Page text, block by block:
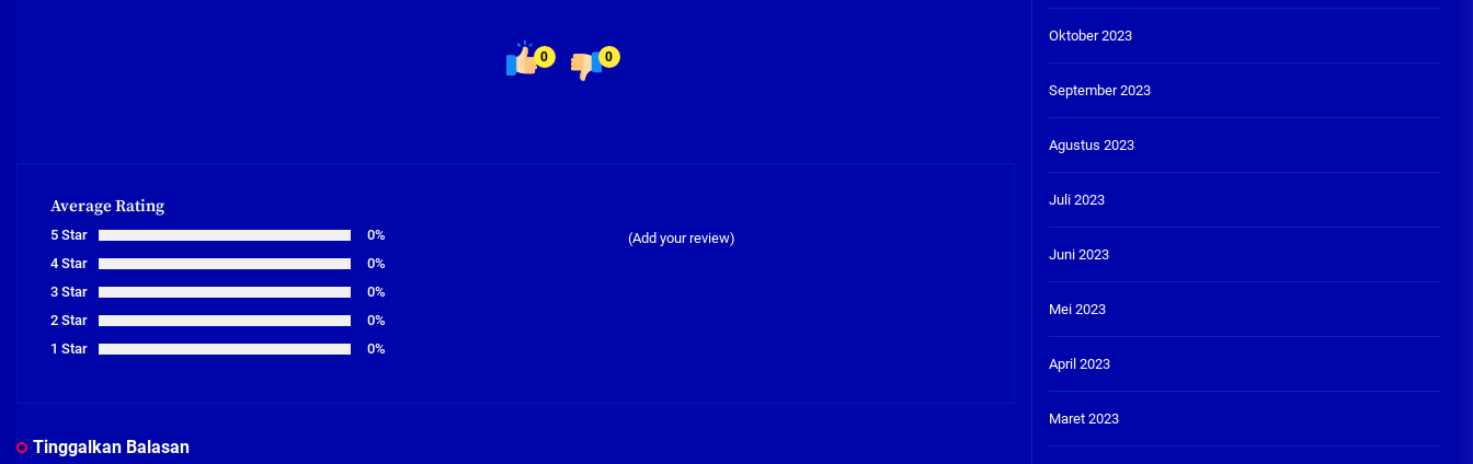
0 0
Average Rating
5 Star
0%
4 Star
0%
3 Star
0%
2 Star
0%
1 Star
0%
(Add your review)
Tinggalkan Balasan
Oktober 2023
September 2023
Agustus 2023
Juli 2023
Juni 2023
Mei 2023
April 2023
Maret 2023